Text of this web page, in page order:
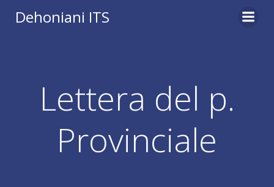
Dehoniani ITS
Lettera del p.
Provinciale